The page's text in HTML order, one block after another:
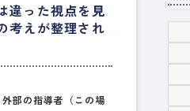
違った視点を見
考えが整理され
外部の指導者（この場